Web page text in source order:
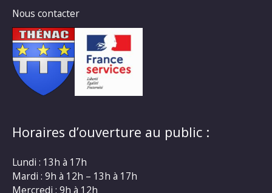
Nous contacter
Horaires d’ouverture au public :
Lundi : 13h à 17h
Mardi : 9h à 12h – 13h à 17h
Mercredi : 9h à 12h